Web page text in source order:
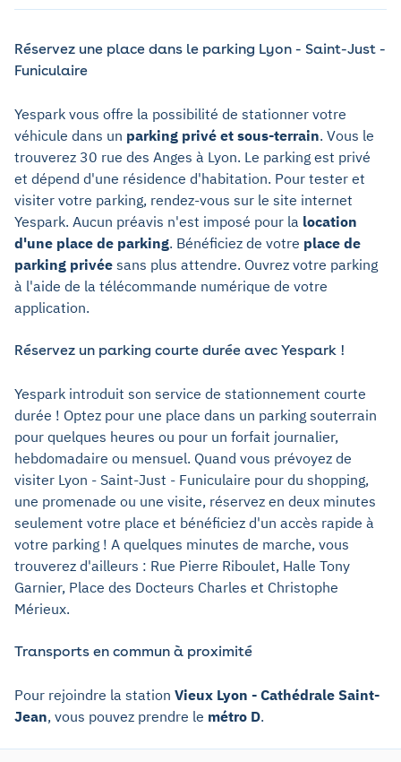
Réservez une place dans le parking Lyon - Saint-Just -
Funiculaire
Yespark vous offre la possibilité de stationner votre
véhicule dans un parking privé et sous-terrain. Vous le
trouverez 30 rue des Anges à Lyon. Le parking est privé
et dépend d'une résidence d'habitation. Pour tester et
visiter votre parking, rendez-vous sur le site internet
Yespark. Aucun préavis n'est imposé pour la location
d'une place de parking. Bénéficiez de votre place de
parking privée sans plus attendre. Ouvrez votre parking
à l'aide de la télécommande numérique de votre
application.
Réservez un parking courte durée avec Yespark !
Yespark introduit son service de stationnement courte
durée ! Optez pour une place dans un parking souterrain
pour quelques heures ou pour un forfait journalier,
hebdomadaire ou mensuel. Quand vous prévoyez de
visiter Lyon - Saint-Just - Funiculaire pour du shopping,
une promenade ou une visite, réservez en deux minutes
seulement votre place et bénéficiez d'un accès rapide à
votre parking ! A quelques minutes de marche, vous
trouverez d'ailleurs : Rue Pierre Riboulet, Halle Tony
Garnier, Place des Docteurs Charles et Christophe
Mérieux.
Transports en commun à proximité
Pour rejoindre la station Vieux Lyon - Cathédrale Saint-
Jean, vous pouvez prendre le métro D.